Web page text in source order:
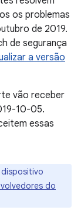
os problemas
de 2019.
de segurança
a versão
vão receber
10-05.
essas
do